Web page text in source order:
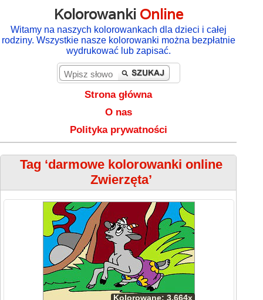
Kolorowanki Online
Witamy na naszych kolorowankach dla dzieci i całej
rodziny. Wszystkie nasze kolorowanki można bezpłatnie
wydrukować lub zapisać.
Strona główna
O nas
Polityka prywatności
Tag ‘darmowe kolorowanki online
Zwierzęta’
Kolorowane: 3,664x